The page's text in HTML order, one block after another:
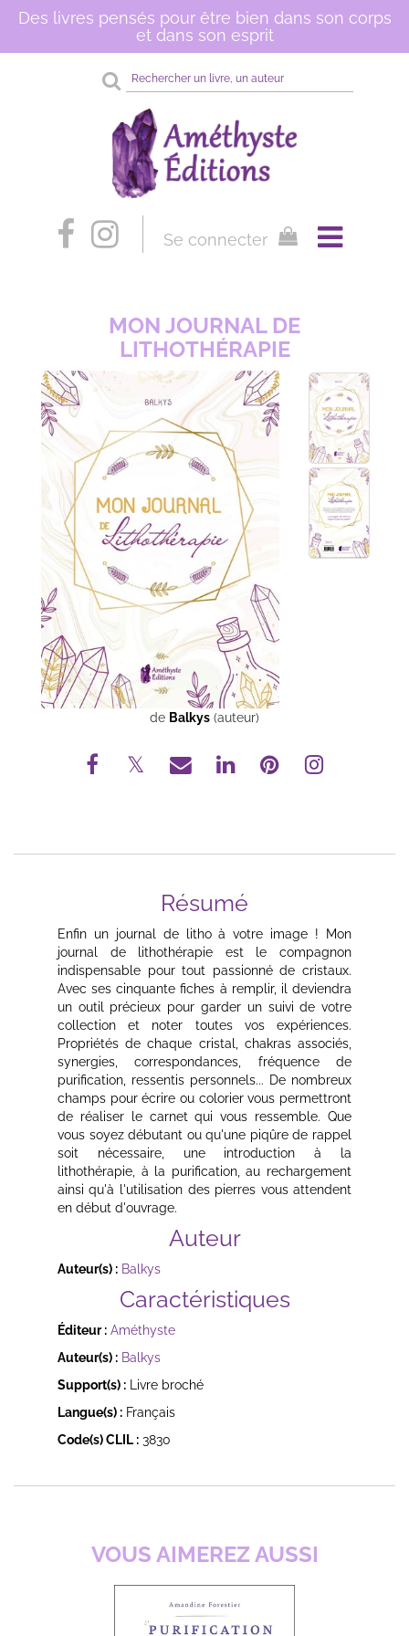
Des livres pensés pour être bien dans son corps
et dans son esprit
Rechercher
sur
site
Se connecter
MON JOURNAL DE
LITHOTHÉRAPIE
de Balkys (auteur)
Résumé
Enfin un journal de litho à votre image ! Mon
journal de lithothérapie est le compagnon
indispensable pour tout passionné de cristaux.
Avec ses cinquante fiches à remplir, il deviendra
un outil précieux pour garder un suivi de votre
collection et noter toutes vos expériences.
Propriétés de chaque cristal, chakras associés,
synergies, correspondances, fréquence de
purification, ressentis personnels... De nombreux
champs pour écrire ou colorier vous permettront
de réaliser le carnet qui vous ressemble. Que
vous soyez débutant ou qu'une piqûre de rappel
soit nécessaire, une introduction à la
lithothérapie, à la purification, au rechargement
ainsi qu'à l'utilisation des pierres vous attendent
en début d'ouvrage.
Auteur
Auteur(s) : Balkys
Caractéristiques
Éditeur : Améthyste
Auteur(s) : Balkys
Support(s) :Livre broché
Langue(s) :Français
Code(s) CLIL :3830
VOUS AIMEREZ AUSSI